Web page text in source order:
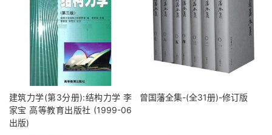
建筑力学(第3分册):结构力学 李
家宝 高等教育出版社 (1999-06
出版)
曾国藩全集-(全31册)-修订版